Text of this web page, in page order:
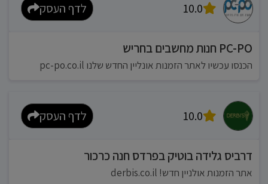
10.0 לדף העסק
PC-PO חנות מחשבים בחריש
הכנסו עכשיו לאתר הזמנות אונליין החדש שלנו pc-po.co.il
10.0 לדף העסק
דרביס גלידה בוטיק בפרדס חנה כרכור
אתר הזמנות אולניין חדש! derbis.co.il